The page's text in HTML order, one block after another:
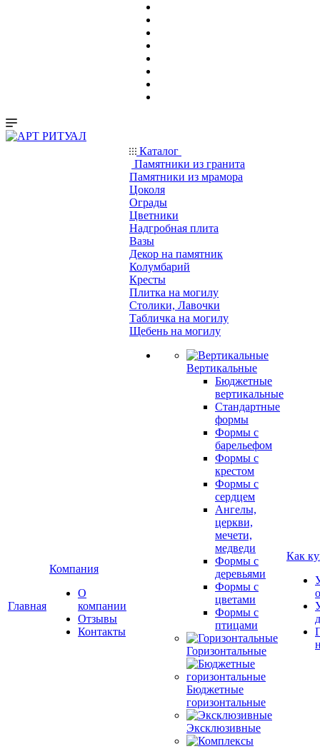
Главная
Компания
О
компании
Отзывы
Контакты
Каталог
Памятники из гранита
Памятники из мрамора
Цоколя
Ограды
Цветники
Надгробная плита
Вазы
Декор на памятник
Колумбарий
Кресты
Плитка на могилу
Столики, Лавочки
Табличка на могилу
Щебень на могилу
Вертикальные
Бюджетные
вертикальные
Стандартные
формы
Формы с
барельефом
Формы с
крестом
Формы с
сердцем
Ангелы,
церкви,
мечети,
медведи
Формы с
деревьями
Формы с
цветами
Формы с
птицами
Горизонтальные
Бюджетные
горизонтальные
Эксклюзивные
Как